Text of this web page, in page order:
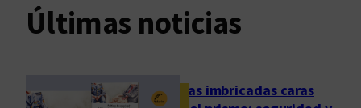
i
d
d
Últimas noticias
Las imbricadas caras